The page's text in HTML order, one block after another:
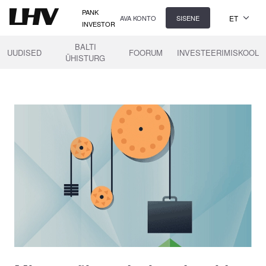
PANK
INVESTOR
AVA KONTO SISENE ET
UUDISED
BALTI
ÜHISTURG
FOORUM INVESTEERIMISKOOL